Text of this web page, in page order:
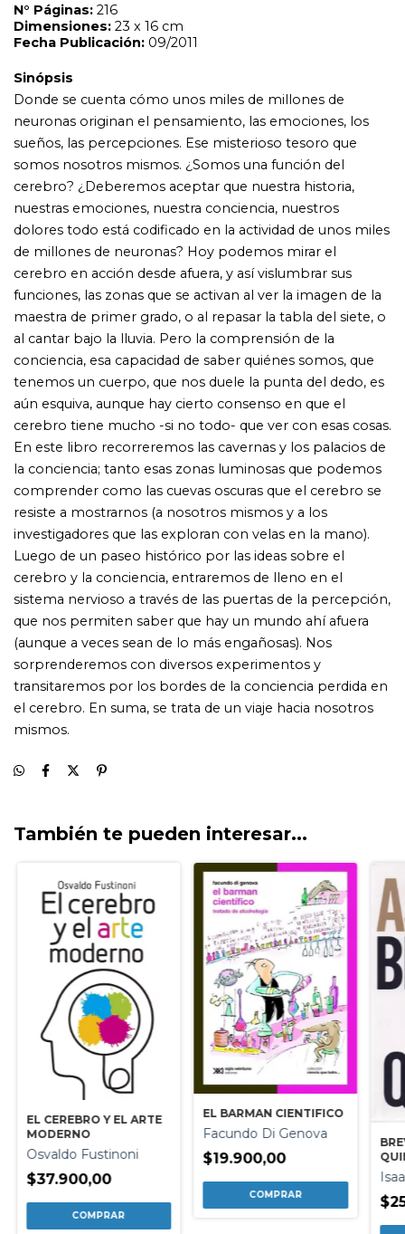
funciones, las zonas que se activan al ver la imagen de la
maestra de primer grado, o al repasar la tabla del siete, o
al cantar bajo la lluvia. Pero la comprensión de la
tenemos un cuerpo, que nos duele la punta del dedo, es
aún esquiva, aunque hay cierto consenso en que el
cerebro tiene mucho -si no todo- que ver con esas cosas.
En este libro recorreremos las cavernas y los palacios de
la conciencia; tanto esas zonas luminosas que podemos
comprender como las cuevas oscuras que el cerebro se
resiste a mostrarnos (a nosotros mismos y a los
investigadores que las exploran con velas en la mano).
Luego de un paseo histórico por las ideas sobre el
cerebro y la conciencia, entraremos de lleno en el
sistema nervioso a través de las puertas de la percepción,
que nos permiten saber que hay un mundo ahí afuera
(aunque a veces sean de lo más engañosas). Nos
sorprenderemos con diversos experimentos y
transitaremos por los bordes de la conciencia perdida en
el cerebro. En suma, se trata de un viaje hacia nosotros
También te pueden interesar...
EL CEREBRO Y EL ARTE
MODERNO
Osvaldo Fustinoni
$37.900,00
EL BARMAN CIENTIFICO
Facundo Di Genova
$19.900,00